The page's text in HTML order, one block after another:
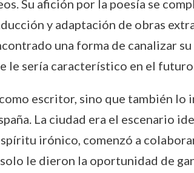
Su afición por la poesía se
y adaptación de obras
una forma de canalizar
le sería característico en el
escritor, sino que también
La ciudad era el escenario
irónico, comenzó a
le dieron la oportunidad de